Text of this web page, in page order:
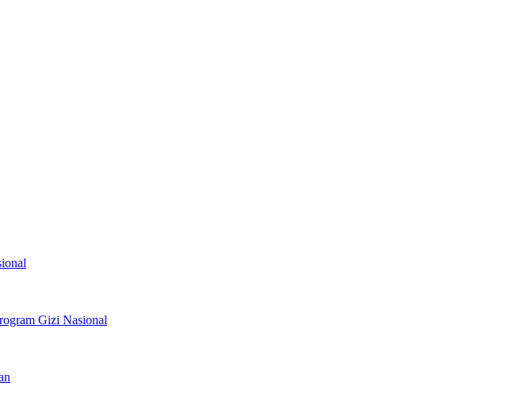
Gizi Nasional